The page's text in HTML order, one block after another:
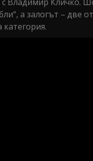
а залогът – две